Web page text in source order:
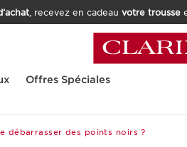
, recevez en cadeau votre trousse
Offres Spéciales
débarrasser des points noirs ?